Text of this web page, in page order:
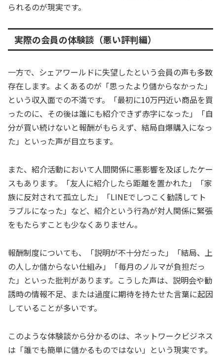
られるのが現実です。
実際の会員の体験談（悪い評判編）
一方で、シェアワールドに失望したという会員の声も多数
存在します。よくあるのが「思ったより儲からなかった」
という収入面での不満です。「最初に10万円近い商品を買
ったのに、その後は誰にも紹介できず赤字になった」「自
分が買い続けないと報酬がもらえず、結局自爆購入になっ
た」といった声が目立ちます。
また、紹介活動において人間関係に悪影響を及ぼしたケー
スもあります。「友人に紹介したら距離を置かれた」「家
族に反対されて孤立した」「LINEでしつこく勧誘してト
ラブルになった」など、紹介という行為が対人関係に緊張
をもたらすことも少なくありません。
報酬制度についても、「説明が不十分だった」「結局、上
の人しか儲からない仕組み」「毎月のノルマが負担だっ
た」といった批判があります。こうした声は、説明会や勧
誘時の情報不足、または過度に期待を持たせた言葉に起因
していることが多いです。
このような体験談から分かるのは、ネットワークビジネス
は「誰でも簡単に儲かるものではない」という現実です。